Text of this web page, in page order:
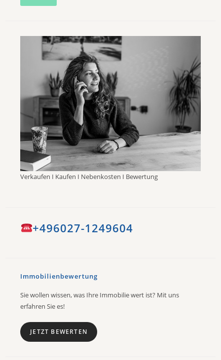
Verkaufen I Kaufen I Nebenkosten I Bewertung
+496027-1249604
Immobilienbewertung
Sie wollen wissen, was Ihre Immobilie wert ist? Mit uns
erfahren Sie es!
JETZT BEWERTEN